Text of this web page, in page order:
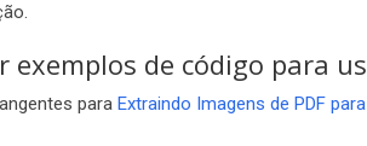
de código para
para Extraindo Imagens de PDF